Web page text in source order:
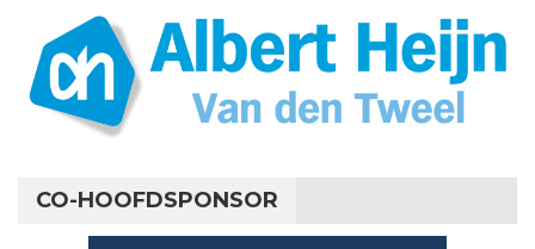
CO-HOOFDSPONSOR